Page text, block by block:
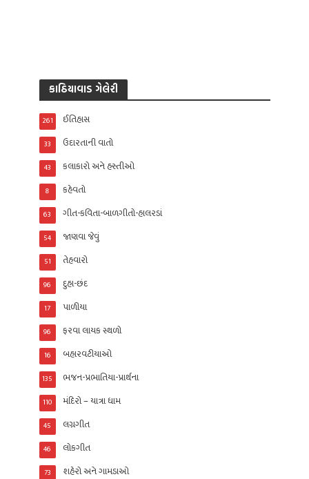
કાઠિયાવાડ ગેલેરી
ઈતિહાસ
261
ઉદારતાની વાતો
33
કલાકારો અને હસ્તીઓ
43
કહેવતો
8
ગીત-કવિતા-બાળગીતો-હાલરડાં
63
જાણવા જેવું
54
તેહવારો
51
દુહા-છંદ
96
પાળીયા
17
ફરવા લાયક સ્થળો
96
બહારવટીયાઓ
16
ભજન-પ્રભાતિયા-પ્રાર્થના
135
મંદિરો – યાત્રા ધામ
110
લગ્નગીત
45
લોકગીત
46
શહેરો અને ગામડાઓ
73